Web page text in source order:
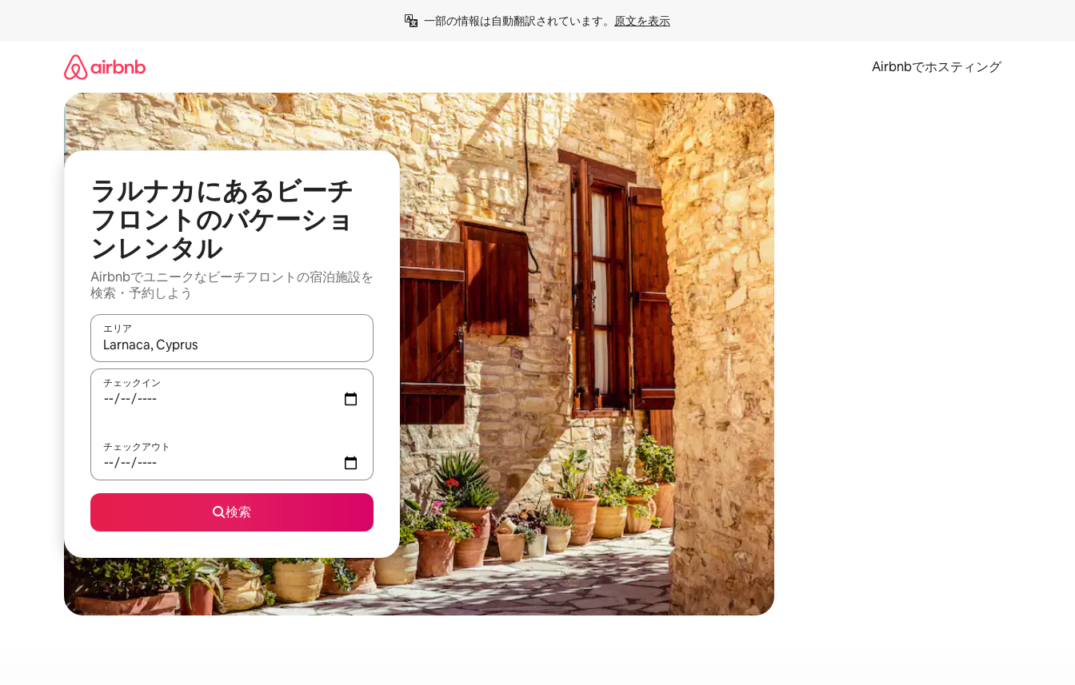
一部の情報は自動翻訳されています。 原文を表示
Airbnbでホスティング
ラルナカにあるビーチ
フロントのバケーショ
ンレンタル
Airbnbでユニークなビーチフロントの宿泊施設を
検索・予約しよう
エリア
検索結果が表示されたら、上下の矢印キーを使って移動するか、画面をタッチまたはスワイプして検索結果を確認することができます。
チェックイン
チェックアウト
検索